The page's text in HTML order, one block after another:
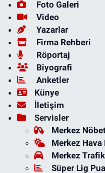
Foto Galeri
Video
Yazarlar
Firma Rehberi
Röportaj
Biyografi
Anketler
Künye
İletişim
Servisler
Merkez
Merkez Hava
Merkez
Süper Lig